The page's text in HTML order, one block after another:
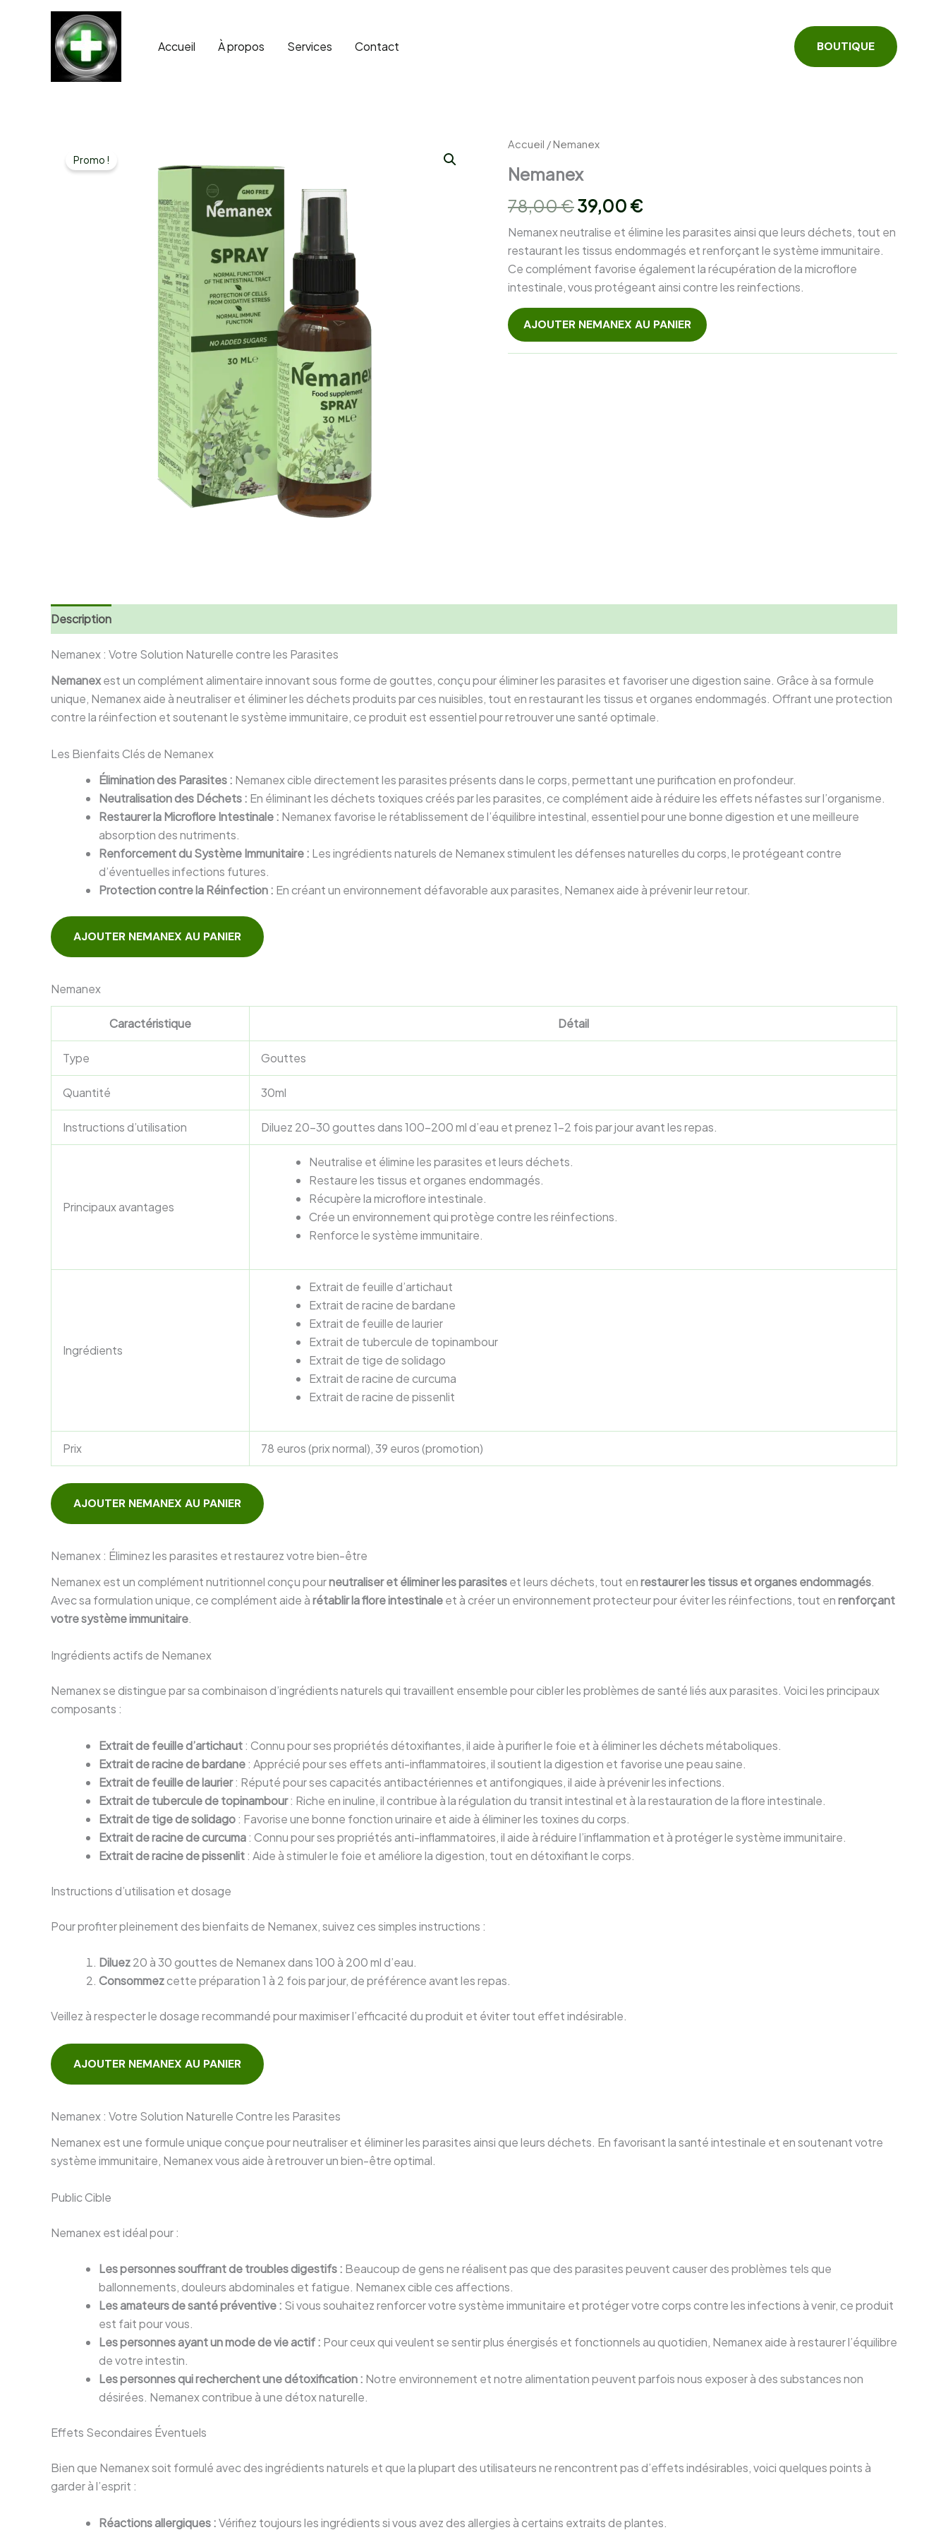
Accueil À propos Services Contact BOUTIQUE
Promo !
Accueil / Nemanex
Nemanex
78,00€Le
prix
initial
était :
78,00 €.
39,00 €Le
prix
actuel
est :
39,00 €.
Nemanex neutralise et élimine les parasites ainsi que leurs déchets, tout en
restaurant les tissus endommagés et renforçant le système immunitaire.
Ce complément favorise également la récupération de la microflore
intestinale, vous protégeant ainsi contre les reinfections.
AJOUTER NEMANEX AU PANIER
Description
Nemanex : Votre Solution Naturelle contre les Parasites
Nemanexest un complément alimentaire innovant sous forme de gouttes, conçu pour éliminer les parasites et favoriser une digestion saine. Grâce à sa formule
unique, Nemanex aide à neutraliser et éliminer les déchets produits par ces nuisibles, tout en restaurant les tissus et organes endommagés. Offrant une protection
contre la réinfection et soutenant le système immunitaire, ce produit est essentiel pour retrouver une santé optimale.
Les Bienfaits Clés de Nemanex
Élimination des Parasites : Nemanex cible directement les parasites présents dans le corps, permettant une purification en profondeur.
Neutralisation des Déchets : En éliminant les déchets toxiques créés par les parasites, ce complément aide à réduire les effets néfastes sur l’organisme.
Restaurer la Microflore Intestinale : Nemanex favorise le rétablissement de l’équilibre intestinal, essentiel pour une bonne digestion et une meilleure
absorption des nutriments.
Renforcement du Système Immunitaire : Les ingrédients naturels de Nemanex stimulent les défenses naturelles du corps, le protégeant contre
d’éventuelles infections futures.
Protection contre la Réinfection : En créant un environnement défavorable aux parasites, Nemanex aide à prévenir leur retour.
AJOUTER NEMANEX AU PANIER
Nemanex
Caractéristique Détail
Type Gouttes
Quantité 30ml
Instructions d’utilisation Diluez 20-30 gouttes dans 100-200 ml d’eau et prenez 1-2 fois par jour avant les repas.
Principaux avantages
Neutralise et élimine les parasites et leurs déchets.
Restaure les tissus et organes endommagés.
Récupère la microflore intestinale.
Crée un environnement qui protège contre les réinfections.
Renforce le système immunitaire.
Ingrédients
Extrait de feuille d’artichaut
Extrait de racine de bardane
Extrait de feuille de laurier
Extrait de tubercule de topinambour
Extrait de tige de solidago
Extrait de racine de curcuma
Extrait de racine de pissenlit
Prix 78 euros (prix normal), 39 euros (promotion)
AJOUTER NEMANEX AU PANIER
Nemanex : Éliminez les parasites et restaurez votre bien-être
Nemanex est un complément nutritionnel conçu pourneutraliser et éliminer les parasiteset leurs déchets, tout enrestaurer les tissus et organes endommagés.
Avec sa formulation unique, ce complément aide àrétablir la flore intestinaleet à créer un environnement protecteur pour éviter les réinfections, tout enrenforçant
votre système immunitaire.
Ingrédients actifs de Nemanex
Nemanex se distingue par sa combinaison d’ingrédients naturels qui travaillent ensemble pour cibler les problèmes de santé liés aux parasites. Voici les principaux
composants :
Extrait de feuille d’artichaut: Connu pour ses propriétés détoxifiantes, il aide à purifier le foie et à éliminer les déchets métaboliques.
Extrait de racine de bardane: Apprécié pour ses effets anti-inflammatoires, il soutient la digestion et favorise une peau saine.
Extrait de feuille de laurier: Réputé pour ses capacités antibactériennes et antifongiques, il aide à prévenir les infections.
Extrait de tubercule de topinambour: Riche en inuline, il contribue à la régulation du transit intestinal et à la restauration de la flore intestinale.
Extrait de tige de solidago: Favorise une bonne fonction urinaire et aide à éliminer les toxines du corps.
Extrait de racine de curcuma: Connu pour ses propriétés anti-inflammatoires, il aide à réduire l’inflammation et à protéger le système immunitaire.
Extrait de racine de pissenlit: Aide à stimuler le foie et améliore la digestion, tout en détoxifiant le corps.
Instructions d’utilisation et dosage
Pour profiter pleinement des bienfaits de Nemanex, suivez ces simples instructions :
Diluez20 à 30 gouttes de Nemanex dans 100 à 200 ml d’eau.
Consommezcette préparation 1 à 2 fois par jour, de préférence avant les repas.
Veillez à respecter le dosage recommandé pour maximiser l’efficacité du produit et éviter tout effet indésirable.
AJOUTER NEMANEX AU PANIER
Nemanex : Votre Solution Naturelle Contre les Parasites
Nemanex est une formule unique conçue pour neutraliser et éliminer les parasites ainsi que leurs déchets. En favorisant la santé intestinale et en soutenant votre
système immunitaire, Nemanex vous aide à retrouver un bien-être optimal.
Public Cible
Nemanex est idéal pour :
Les personnes souffrant de troubles digestifs : Beaucoup de gens ne réalisent pas que des parasites peuvent causer des problèmes tels que
ballonnements, douleurs abdominales et fatigue. Nemanex cible ces affections.
Les amateurs de santé préventive : Si vous souhaitez renforcer votre système immunitaire et protéger votre corps contre les infections à venir, ce produit
est fait pour vous.
Les personnes ayant un mode de vie actif : Pour ceux qui veulent se sentir plus énergisés et fonctionnels au quotidien, Nemanex aide à restaurer l’équilibre
de votre intestin.
Les personnes qui recherchent une détoxification : Notre environnement et notre alimentation peuvent parfois nous exposer à des substances non
désirées. Nemanex contribue à une détox naturelle.
Effets Secondaires Éventuels
Bien que Nemanex soit formulé avec des ingrédients naturels et que la plupart des utilisateurs ne rencontrent pas d’effets indésirables, voici quelques points à
garder à l’esprit :
Réactions allergiques :Vérifiez toujours les ingrédients si vous avez des allergies à certains extraits de plantes.